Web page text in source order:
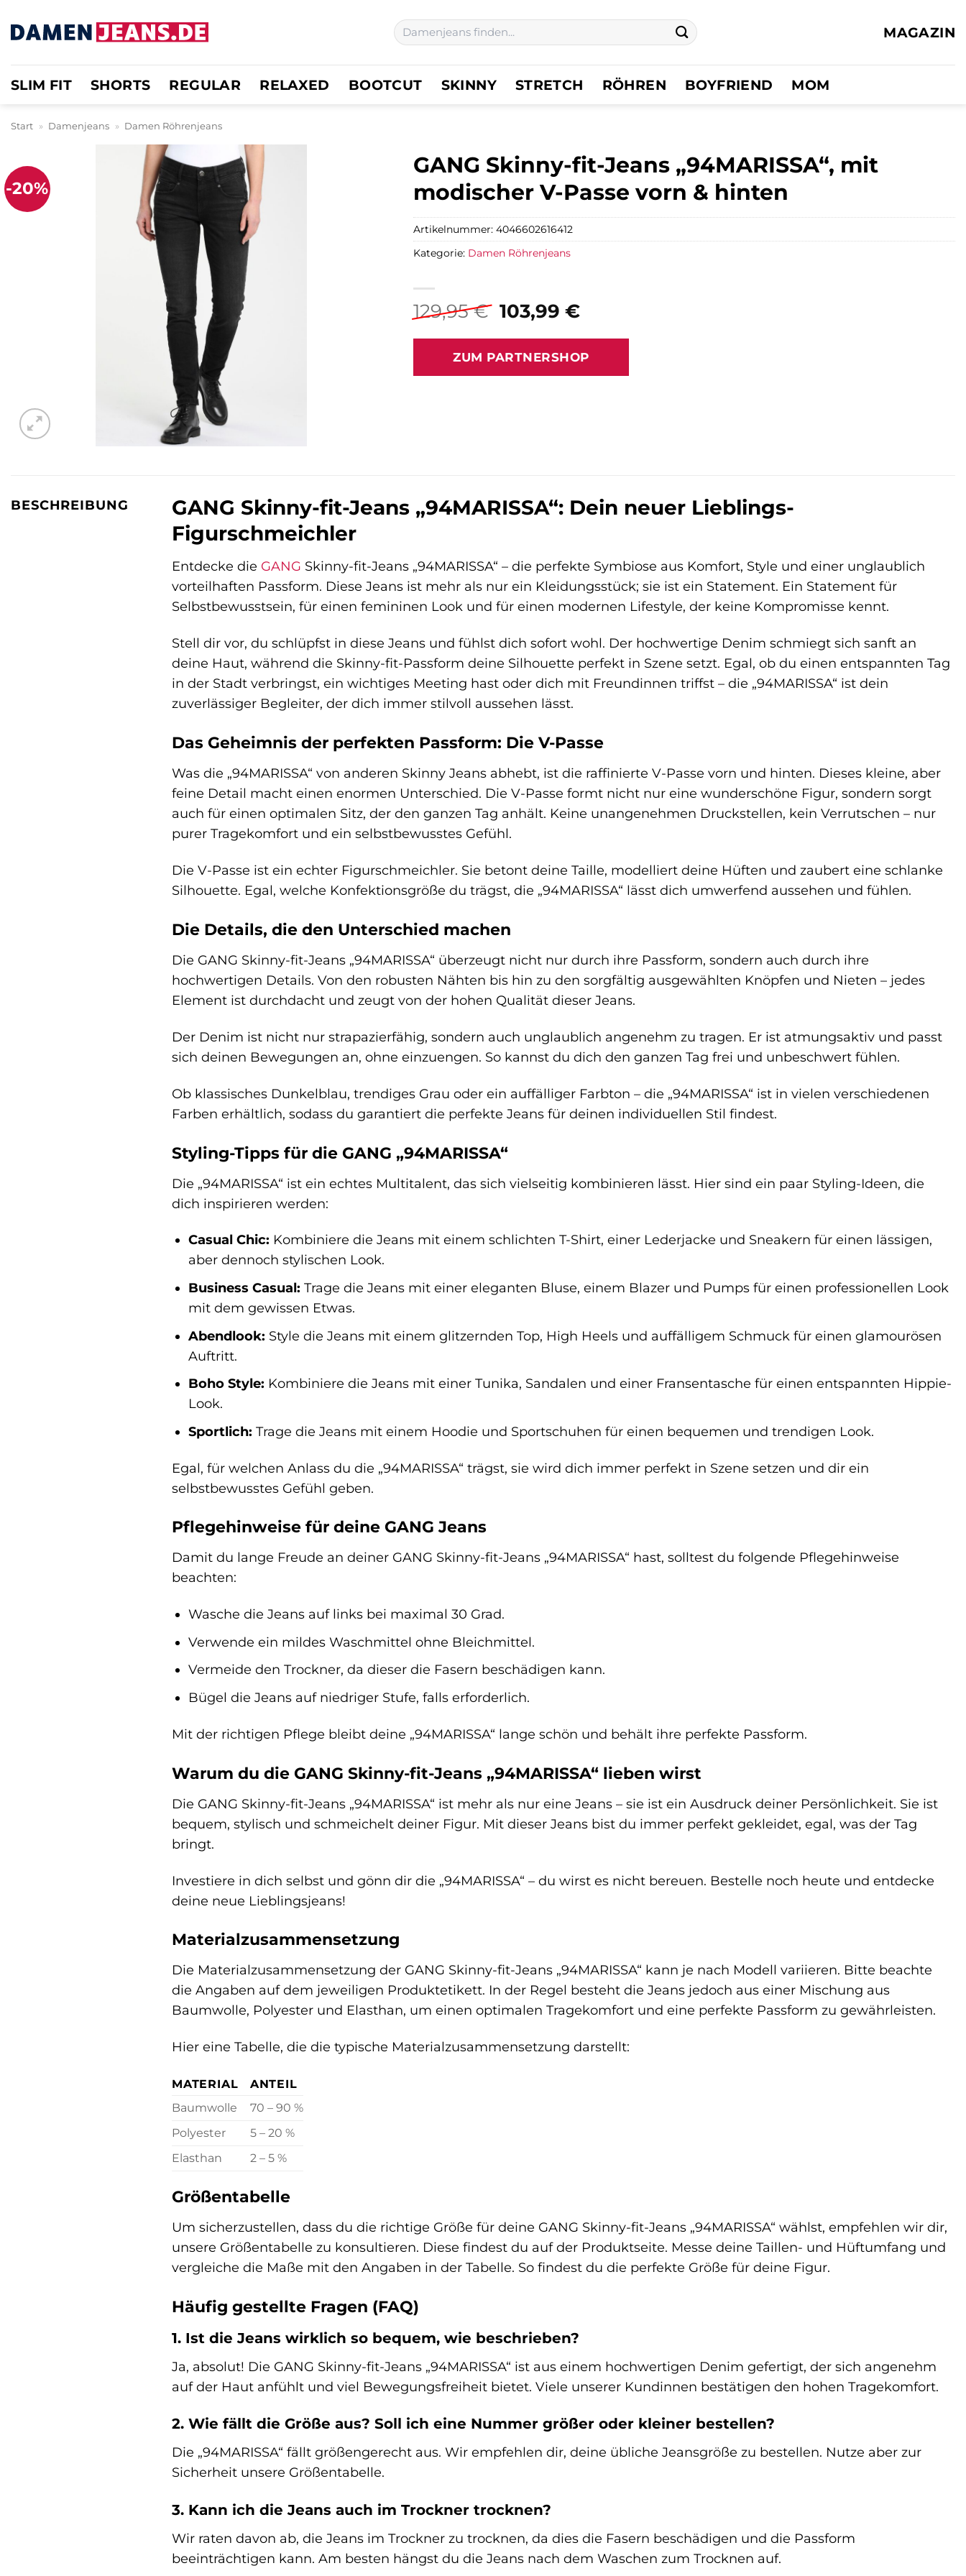
Inhalt
Suchen
nach:
MAGAZIN
SLIM FIT SHORTS REGULAR RELAXED BOOTCUT SKINNY STRETCH RÖHREN BOYFRIEND MOM
Start » Damenjeans » Damen Röhrenjeans
-20%
GANG Skinny-fit-Jeans „94MARISSA“, mit
modischer V-Passe vorn & hinten
129,95€ Ursprünglicher
war:
129,95 €
103,99 €Aktueller
ist:
103,99 €.
ZUM PARTNERSHOP
Artikelnummer: 4046602616412
Kategorie: Damen Röhrenjeans
BESCHREIBUNG
GANG Skinny-fit-Jeans „94MARISSA“: Dein neuer Lieblings-
Figurschmeichler
Entdecke die GANG Skinny-fit-Jeans „94MARISSA“ – die perfekte Symbiose aus Komfort, Style und einer unglaublich
vorteilhaften Passform. Diese Jeans ist mehr als nur ein Kleidungsstück; sie ist ein Statement. Ein Statement für
Selbstbewusstsein, für einen femininen Look und für einen modernen Lifestyle, der keine Kompromisse kennt.
Stell dir vor, du schlüpfst in diese Jeans und fühlst dich sofort wohl. Der hochwertige Denim schmiegt sich sanft an
deine Haut, während die Skinny-fit-Passform deine Silhouette perfekt in Szene setzt. Egal, ob du einen entspannten Tag
in der Stadt verbringst, ein wichtiges Meeting hast oder dich mit Freundinnen triffst – die „94MARISSA“ ist dein
zuverlässiger Begleiter, der dich immer stilvoll aussehen lässt.
Das Geheimnis der perfekten Passform: Die V-Passe
Was die „94MARISSA“ von anderen Skinny Jeans abhebt, ist die raffinierte V-Passe vorn und hinten. Dieses kleine, aber
feine Detail macht einen enormen Unterschied. Die V-Passe formt nicht nur eine wunderschöne Figur, sondern sorgt
auch für einen optimalen Sitz, der den ganzen Tag anhält. Keine unangenehmen Druckstellen, kein Verrutschen – nur
purer Tragekomfort und ein selbstbewusstes Gefühl.
Die V-Passe ist ein echter Figurschmeichler. Sie betont deine Taille, modelliert deine Hüften und zaubert eine schlanke
Silhouette. Egal, welche Konfektionsgröße du trägst, die „94MARISSA“ lässt dich umwerfend aussehen und fühlen.
Die Details, die den Unterschied machen
Die GANG Skinny-fit-Jeans „94MARISSA“ überzeugt nicht nur durch ihre Passform, sondern auch durch ihre
hochwertigen Details. Von den robusten Nähten bis hin zu den sorgfältig ausgewählten Knöpfen und Nieten – jedes
Element ist durchdacht und zeugt von der hohen Qualität dieser Jeans.
Der Denim ist nicht nur strapazierfähig, sondern auch unglaublich angenehm zu tragen. Er ist atmungsaktiv und passt
sich deinen Bewegungen an, ohne einzuengen. So kannst du dich den ganzen Tag frei und unbeschwert fühlen.
Ob klassisches Dunkelblau, trendiges Grau oder ein auffälliger Farbton – die „94MARISSA“ ist in vielen verschiedenen
Farben erhältlich, sodass du garantiert die perfekte Jeans für deinen individuellen Stil findest.
Styling-Tipps für die GANG „94MARISSA“
Die „94MARISSA“ ist ein echtes Multitalent, das sich vielseitig kombinieren lässt. Hier sind ein paar Styling-Ideen, die
dich inspirieren werden:
Casual Chic: Kombiniere die Jeans mit einem schlichten T-Shirt, einer Lederjacke und Sneakern für einen lässigen,
aber dennoch stylischen Look.
Business Casual: Trage die Jeans mit einer eleganten Bluse, einem Blazer und Pumps für einen professionellen Look
mit dem gewissen Etwas.
Abendlook: Style die Jeans mit einem glitzernden Top, High Heels und auffälligem Schmuck für einen glamourösen
Auftritt.
Boho Style: Kombiniere die Jeans mit einer Tunika, Sandalen und einer Fransentasche für einen entspannten Hippie-
Look.
Sportlich: Trage die Jeans mit einem Hoodie und Sportschuhen für einen bequemen und trendigen Look.
Egal, für welchen Anlass du die „94MARISSA“ trägst, sie wird dich immer perfekt in Szene setzen und dir ein
selbstbewusstes Gefühl geben.
Pflegehinweise für deine GANG Jeans
Damit du lange Freude an deiner GANG Skinny-fit-Jeans „94MARISSA“ hast, solltest du folgende Pflegehinweise
beachten:
Wasche die Jeans auf links bei maximal 30 Grad.
Verwende ein mildes Waschmittel ohne Bleichmittel.
Vermeide den Trockner, da dieser die Fasern beschädigen kann.
Bügel die Jeans auf niedriger Stufe, falls erforderlich.
Mit der richtigen Pflege bleibt deine „94MARISSA“ lange schön und behält ihre perfekte Passform.
Warum du die GANG Skinny-fit-Jeans „94MARISSA“ lieben wirst
Die GANG Skinny-fit-Jeans „94MARISSA“ ist mehr als nur eine Jeans – sie ist ein Ausdruck deiner Persönlichkeit. Sie ist
bequem, stylisch und schmeichelt deiner Figur. Mit dieser Jeans bist du immer perfekt gekleidet, egal, was der Tag
bringt.
Investiere in dich selbst und gönn dir die „94MARISSA“ – du wirst es nicht bereuen. Bestelle noch heute und entdecke
deine neue Lieblingsjeans!
Materialzusammensetzung
Die Materialzusammensetzung der GANG Skinny-fit-Jeans „94MARISSA“ kann je nach Modell variieren. Bitte beachte
die Angaben auf dem jeweiligen Produktetikett. In der Regel besteht die Jeans jedoch aus einer Mischung aus
Baumwolle, Polyester und Elasthan, um einen optimalen Tragekomfort und eine perfekte Passform zu gewährleisten.
Hier eine Tabelle, die die typische Materialzusammensetzung darstellt:
MATERIAL
ANTEIL
Baumwolle
70 – 90 %
Polyester
5 – 20 %
Elasthan
2 – 5 %
Größentabelle
Um sicherzustellen, dass du die richtige Größe für deine GANG Skinny-fit-Jeans „94MARISSA“ wählst, empfehlen wir dir,
unsere Größentabelle zu konsultieren. Diese findest du auf der Produktseite. Messe deine Taillen- und Hüftumfang und
vergleiche die Maße mit den Angaben in der Tabelle. So findest du die perfekte Größe für deine Figur.
Häufig gestellte Fragen (FAQ)
1. Ist die Jeans wirklich so bequem, wie beschrieben?
Ja, absolut! Die GANG Skinny-fit-Jeans „94MARISSA“ ist aus einem hochwertigen Denim gefertigt, der sich angenehm
auf der Haut anfühlt und viel Bewegungsfreiheit bietet. Viele unserer Kundinnen bestätigen den hohen Tragekomfort.
2. Wie fällt die Größe aus? Soll ich eine Nummer größer oder kleiner bestellen?
Die „94MARISSA“ fällt größengerecht aus. Wir empfehlen dir, deine übliche Jeansgröße zu bestellen. Nutze aber zur
Sicherheit unsere Größentabelle.
3. Kann ich die Jeans auch im Trockner trocknen?
Wir raten davon ab, die Jeans im Trockner zu trocknen, da dies die Fasern beschädigen und die Passform
beeinträchtigen kann. Am besten hängst du die Jeans nach dem Waschen zum Trocknen auf.